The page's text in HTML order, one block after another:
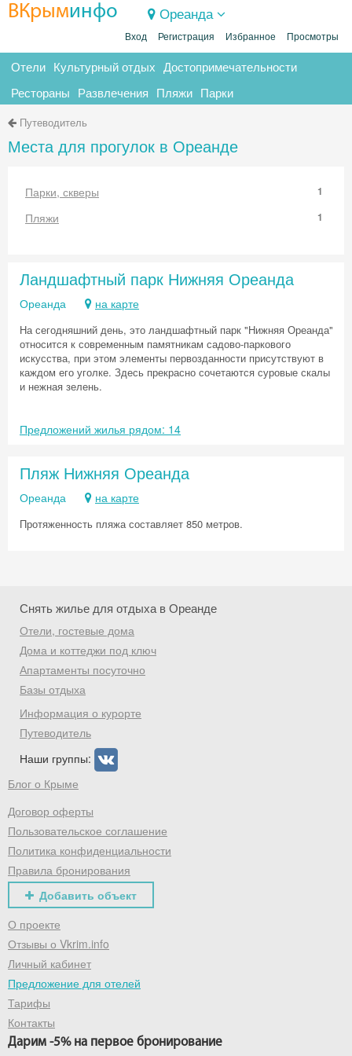
ВКрыминфо Ореанда
Вход Регистрация Избранное Просмотры
Отели Культурный отдых Достопримечательности
Рестораны Развлечения Пляжи Парки
Путеводитель
Места для прогулок в Ореанде
Парки, скверы 1
Пляжи 1
Ландшафтный парк Нижняя Ореанда
Ореанда на карте
На сегодняшний день, это ландшафтный парк "Нижняя Ореанда"
относится к современным памятникам садово-паркового
искусства, при этом элементы первозданности присутствуют в
каждом его уголке. Здесь прекрасно сочетаются суровые скалы
и нежная зелень.
Предложений жилья рядом: 14
Пляж Нижняя Ореанда
Ореанда на карте
Протяженность пляжа составляет 850 метров.
Снять жилье для отдыха в Ореанде
Отели, гостевые дома
Дома и коттеджи под ключ
Апартаменты посуточно
Базы отдыха
Информация о курорте
Путеводитель
Наши группы:
Блог о Крыме
Договор оферты
Пользовательское соглашение
Политика конфиденциальности
Правила бронирования
Добавить объект
О проекте
Отзывы о Vkrim.info
Личный кабинет
Предложение для отелей
Тарифы
Контакты
Дарим -5% на первое бронирование
Скидка −5%
Хочешь дешевле? Оставь почту и получи